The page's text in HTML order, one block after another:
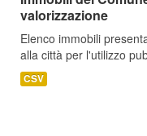
valorizzazione
Elenco immobili
alla città per l'utilizzo
CSV